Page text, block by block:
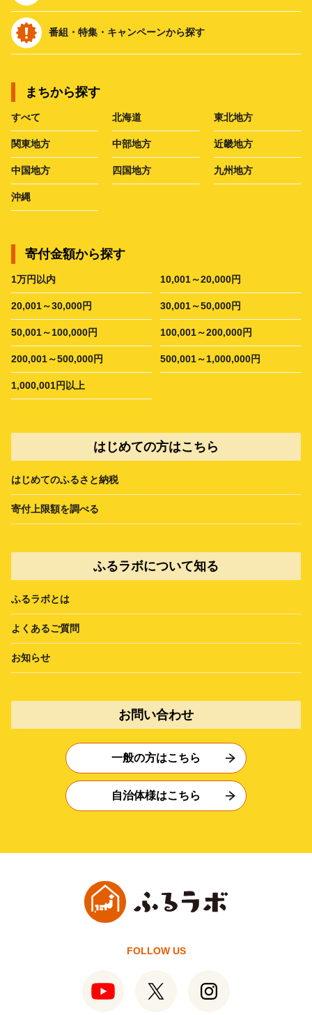
番組・特集・キャンペーンから探す
まちから探す
すべて 北海道 東北地方
関東地方 中部地方 近畿地方
中国地方 四国地方 九州地方
沖縄
寄付金額から探す
1万円以内 10,001～20,000円
20,001～30,000円 30,001～50,000円
50,001～100,000円 100,001～200,000円
200,001～500,000円 500,001～1,000,000円
1,000,001円以上
はじめての方はこちら
はじめてのふるさと納税
寄付上限額を調べる
ふるラボについて知る
ふるラボとは
よくあるご質問
お知らせ
お問い合わせ
一般の方はこちら
自治体様はこちら
FOLLOW US